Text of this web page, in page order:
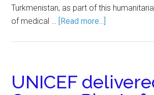
Turkmenistan, as part of this
of medical … [Read more...]
UNICEF